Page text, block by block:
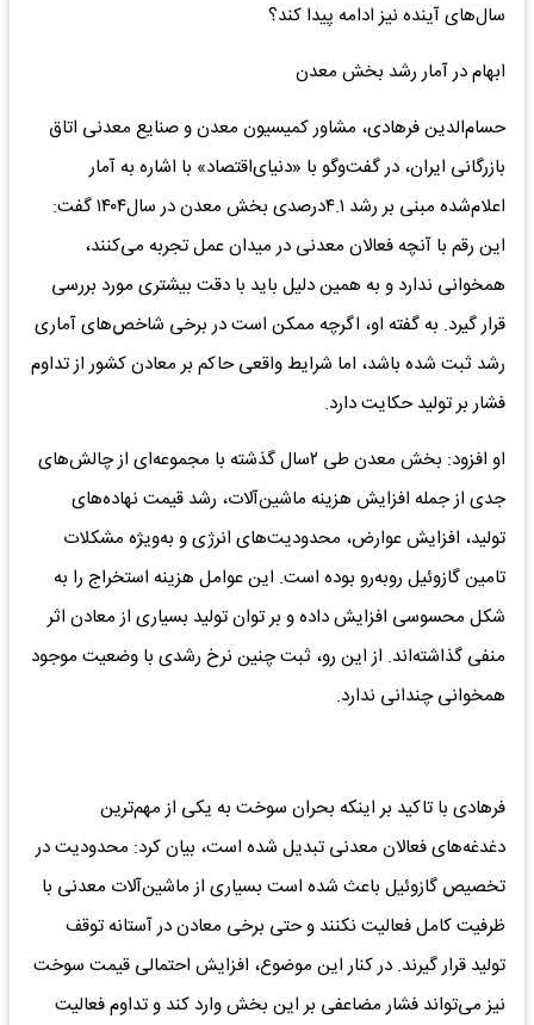
سال‌های آینده نیز ادامه پیدا کند؟
ابهام در آمار رشد بخش معدن
حسام‌الدین فرهادی، مشاور کمیسیون معدن و صنایع معدنی اتاق
بازرگانی ایران، در گفت‌وگو با «دنیای‌اقتصاد» با اشاره به آمار
اعلام‌شده مبنی بر رشد ۴.۱درصدی بخش معدن در سال۱۴۰۴ گفت:
این رقم با آنچه فعالان معدنی در میدان عمل تجربه می‌کنند،
همخوانی ندارد و به همین دلیل باید با دقت بیشتری مورد بررسی
قرار گیرد. به گفته او، اگرچه ممکن است در برخی شاخص‌های آماری
رشد ثبت شده باشد، اما شرایط واقعی حاکم بر معادن کشور از تداوم
فشار بر تولید حکایت دارد.
او افزود: بخش معدن طی ۲سال گذشته با مجموعه‌ای از چالش‌های
جدی از جمله افزایش هزینه ماشین‌آلات، رشد قیمت نهاده‌های
تولید، افزایش عوارض، محدودیت‌های انرژی و به‌ویژه مشکلات
تامین گازوئیل روبه‌رو بوده است. این عوامل هزینه استخراج را به
شکل محسوسی افزایش داده و بر توان تولید بسیاری از معادن اثر
منفی گذاشته‌اند. از این رو، ثبت چنین نرخ رشدی با وضعیت موجود
همخوانی چندانی ندارد.
فرهادی با تاکید بر اینکه بحران سوخت به یکی از مهم‌ترین
دغدغه‌های فعالان معدنی تبدیل شده است، بیان کرد: محدودیت در
تخصیص گازوئیل باعث شده است بسیاری از ماشین‌آلات معدنی با
ظرفیت کامل فعالیت نکنند و حتی برخی معادن در آستانه توقف
تولید قرار گیرند. در کنار این موضوع، افزایش احتمالی قیمت سوخت
نیز می‌تواند فشار مضاعفی بر این بخش وارد کند و تداوم فعالیت